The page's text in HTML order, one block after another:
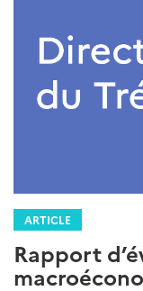
ARTICLE
Rapport